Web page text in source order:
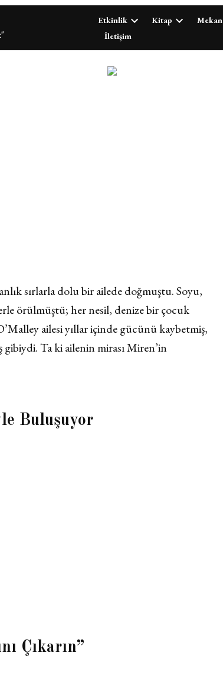
Etkinlik Kitap Mekan
İletişim
sırlarla dolu bir ailede doğmuştu. Soyu,
örülmüştü; her nesil, denize bir çocuk
ailesi yıllar içinde gücünü kaybetmiş,
Ta ki ailenin mirası Miren’in
Buluşuyor
Çıkarın”